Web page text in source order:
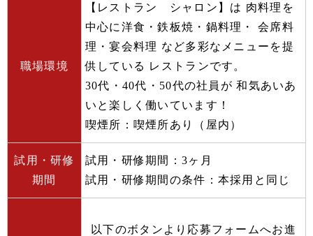
職場環境
【レストラン シャロン】は 肉料理を
中心に洋食・鉄板焼・鍋料理・ 会席料
理・宴会料理 など多彩なメニューを提
供している レストランです。
30代・40代・50代の社員が 和気あいあ
いと楽しく働いています！
喫煙所：喫煙所あり（屋内）
試用・研修
期間
試用・研修期間：3ヶ月
試用・研修期間の条件：本採用と同じ
以下のボタンより応募フォームへお進